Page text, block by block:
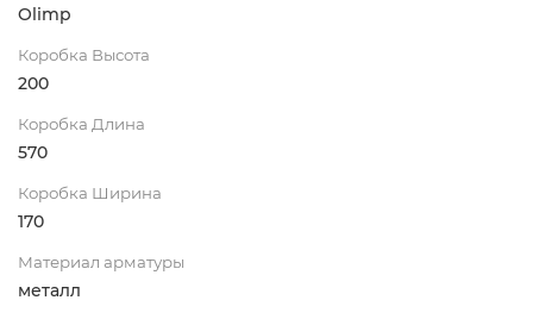
Olimp
Коробка Высота
200
Коробка Длина
570
Коробка Ширина
170
Материал арматуры
металл